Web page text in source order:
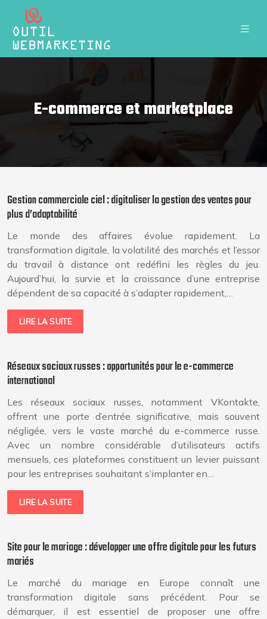
E-commerce et marketplace
Gestion commerciale ciel : digitaliser la gestion des ventes pour
plus d’adaptabilité
Le monde des affaires évolue rapidement. La
transformation digitale, la volatilité des marchés et l’essor
du travail à distance ont redéfini les règles du jeu.
Aujourd’hui, la survie et la croissance d’une entreprise
dépendent de sa capacité à s’adapter rapidement,…
LIRE LA SUITE
Réseaux sociaux russes : opportunités pour le e-commerce
international
Les réseaux sociaux russes, notamment VKontakte,
offrent une porte d’entrée significative, mais souvent
négligée, vers le vaste marché du e-commerce russe.
Avec un nombre considérable d’utilisateurs actifs
mensuels, ces plateformes constituent un levier puissant
pour les entreprises souhaitant s’implanter en…
LIRE LA SUITE
Site pour le mariage : développer une offre digitale pour les futurs
mariés
Le marché du mariage en Europe connaît une
transformation digitale sans précédent. Pour se
démarquer, il est essentiel de proposer une offre